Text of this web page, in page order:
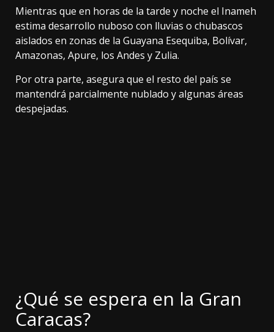
Mientras que en horas de la tarde y noche el Inameh
estima desarrollo nuboso con lluvias o chubascos
aislados en zonas de la Guayana Esequiba, Bolívar,
Amazonas, Apure, los Andes y Zulia.
Por otra parte, asegura que el resto del país se
mantendrá parcialmente nublado y algunas áreas
despejadas.
¿Qué se espera en la Gran
Caracas?